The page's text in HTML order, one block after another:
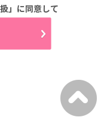
て頂きます。
修正するものとします。
行わないものとします。
」に同意して